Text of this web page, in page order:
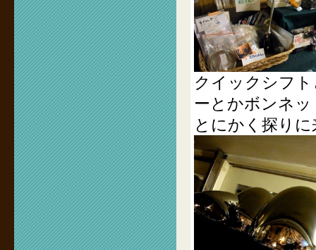
クイックシフ
ーとかボンネ
とにかく探り